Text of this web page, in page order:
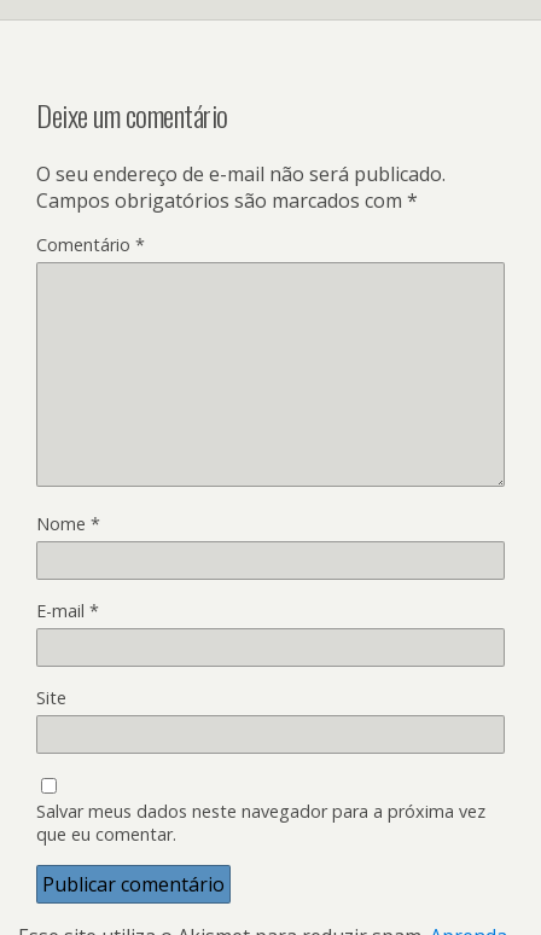
Deixe um comentário
O seu endereço de e-mail não será publicado.
Campos obrigatórios são marcados com *
Comentário *
Nome *
E-mail *
Site
Salvar meus dados neste navegador para a próxima vez
que eu comentar.